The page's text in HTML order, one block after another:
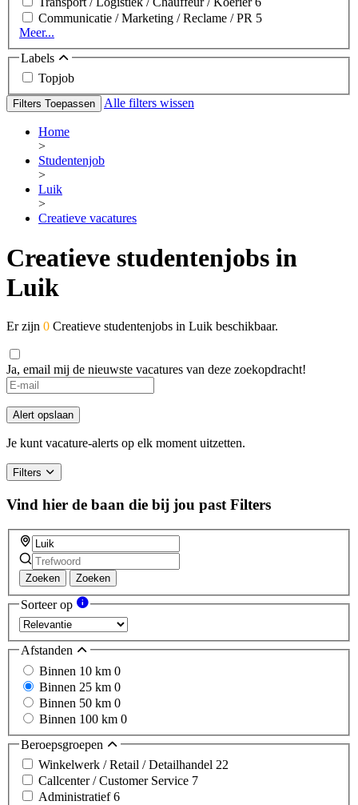
Communicatie / Marketing / Reclame / PR 5
Meer...
Labels
Topjob
Filters Toepassen Alle filters wissen
Home
>
Studentenjob
>
Luik
>
Creatieve vacatures
Creatieve studentenjobs in
Luik
Er zijn 0 Creatieve studentenjobs in Luik beschikbaar.
Ja, email mij de nieuwste vacatures van deze zoekopdracht!
If
you
are
a
human,
this
field
Alert opslaan
Je kunt vacature-alerts op elk moment uitzetten.
Filters
Vind hier de baan die bij jou past Filters
Zoeken Zoeken
Sorteer op
Afstanden
Binnen 10 km 0
Binnen 25 km 0
Binnen 50 km 0
Binnen 100 km 0
Beroepsgroepen
Winkelwerk / Retail / Detailhandel 22
Callcenter / Customer Service 7
Administratief6